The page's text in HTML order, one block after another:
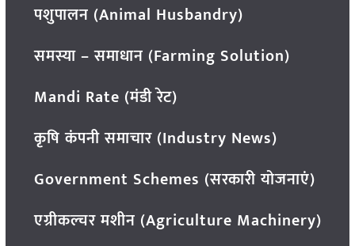
पशुपालन (Animal Husbandry)
समस्या – समाधान (Farming Solution)
Mandi Rate (मंडी रेट)
कृषि कंपनी समाचार (Industry News)
Government Schemes (सरकारी योजनाएं)
एग्रीकल्चर मशीन (Agriculture Machinery)